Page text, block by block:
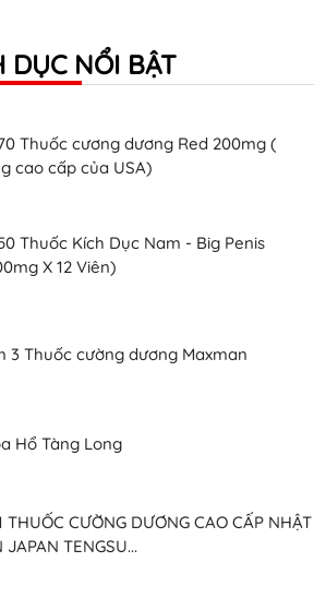
DỤC NỔI BẬT
Thuốc cương dương Red 200mg (
cao cấp của USA)
Thuốc Kích Dục Nam - Big Penis
X 12 Viên)
3 Thuốc cường dương Maxman
Hổ Tàng Long
THUỐC CƯỜNG DƯƠNG CAO CẤP NHẬT
JAPAN TENGSU...